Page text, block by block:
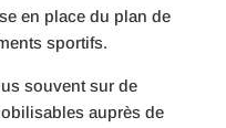
en place du plan de
sportifs.
souvent sur de
auprès de